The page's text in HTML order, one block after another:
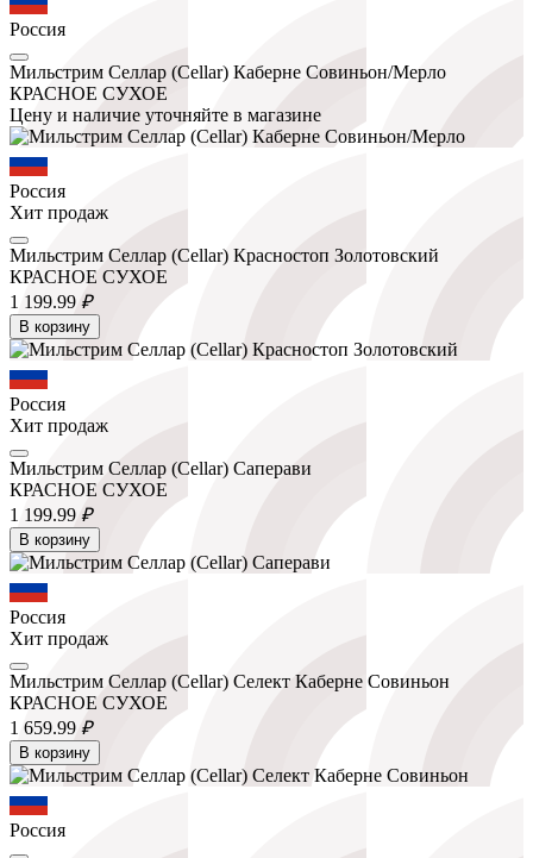
Россия
Мильстрим Селлар (Cellar) Каберне Совиньон/Мерло
КРАСНОЕ СУХОЕ
Цену и наличие уточняйте в магазине
Россия
Хит продаж
Мильстрим Селлар (Cellar) Красностоп Золотовский
КРАСНОЕ СУХОЕ
1 199.99 ₽
В корзину
Россия
Хит продаж
Мильстрим Селлар (Cellar) Саперави
КРАСНОЕ СУХОЕ
1 199.99 ₽
В корзину
Россия
Хит продаж
Мильстрим Селлар (Cellar) Селект Каберне Совиньон
КРАСНОЕ СУХОЕ
1 659.99 ₽
В корзину
Россия